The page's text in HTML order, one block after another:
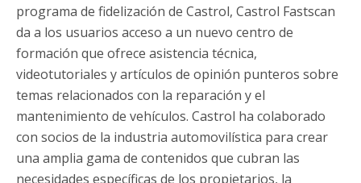
programa de fidelización de Castrol, Castrol Fastscan
da a los usuarios acceso a un nuevo centro de
formación que ofrece asistencia técnica,
videotutoriales y artículos de opinión punteros sobre
temas relacionados con la reparación y el
mantenimiento de vehículos. Castrol ha colaborado
con socios de la industria automovilística para crear
una amplia gama de contenidos que cubran las
necesidades específicas de los propietarios, la